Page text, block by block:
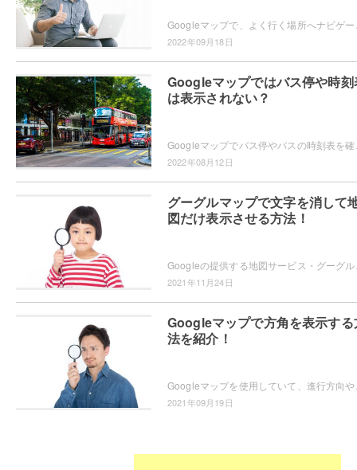
2022年09月18日
Googleマップではバス停や時刻
は表示されない？
2022年08月12日
グーグルマップで文字を消して
図だけ表示させる方法！
2021年11月24日
Googleマップで方角を表示する
法を紹介！
2021年09月19日